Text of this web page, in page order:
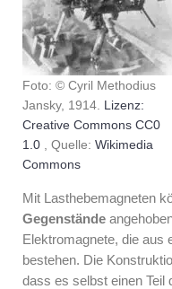
Foto: © Cyril Methodius
Jansky, 1914. Lizenz:
Creative Commons CC0
1.0
, Quelle: Wikimedia
Commons
Mit Lasthebemagneten
Gegenstände
Elektromagnete, die aus
bestehen. Die
dass es selbst einen Teil